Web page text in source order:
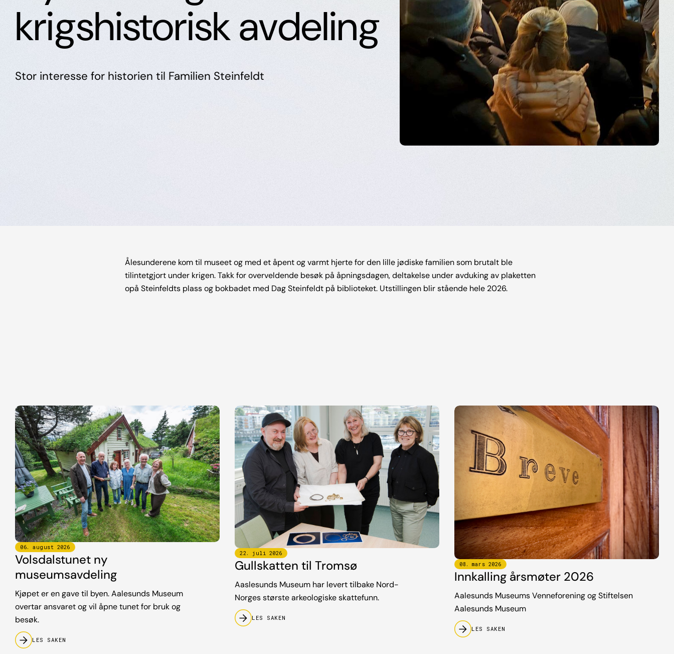
krigshistorisk avdeling
Stor interesse for historien til Familien Steinfeldt
Ålesunderene kom til museet og med et åpent og varmt hjerte for den lille jødiske familien som brutalt ble
tilintetgjort under krigen. Takk for overveldende besøk på åpningsdagen, deltakelse under avduking av plaketten
opå Steinfeldts plass og bokbadet med Dag Steinfeldt på biblioteket. Utstillingen blir stående hele 2026.
06. august 2026
Volsdalstunet ny
museumsavdeling
Kjøpet er en gave til byen. Aalesunds Museum
overtar ansvaret og vil åpne tunet for bruk og
besøk.
LES SAKEN
22. juli 2026
Gullskatten til Tromsø
Aaslesunds Museum har levert tilbake Nord-
Norges største arkeologiske skattefunn.
LES SAKEN
08 . mars 2026
Innkalling årsmøter 2026
Aalesunds Museums Venneforening og Stiftelsen
Aalesunds Museum
LES SAKEN